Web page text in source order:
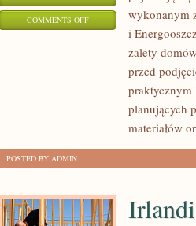
COMMENTS OFFON
FORMALNOŚCI
wykonanym
i
zalety
przed
praktycznym
planujących
materiałów
POSTED BY ADMIN